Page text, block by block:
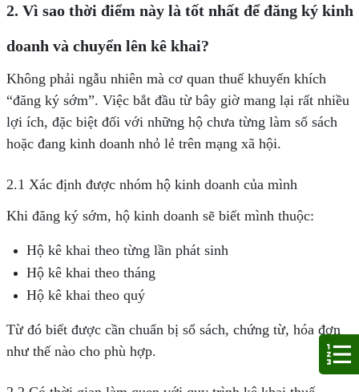
2. Vì sao thời điểm này là tốt nhất để đăng ký kinh
doanh và chuyển lên kê khai?
Không phải ngẫu nhiên mà cơ quan thuế khuyến khích
“đăng ký sớm”. Việc bắt đầu từ bây giờ mang lại rất nhiều
lợi ích, đặc biệt đối với những hộ chưa từng làm sổ sách
hoặc đang kinh doanh nhỏ lẻ trên mạng xã hội.
2.1 Xác định được nhóm hộ kinh doanh của mình
Khi đăng ký sớm, hộ kinh doanh sẽ biết mình thuộc:
Hộ kê khai theo từng lần phát sinh
Hộ kê khai theo tháng
Hộ kê khai theo quý
Từ đó biết được cần chuẩn bị sổ sách, chứng từ, hóa đơn
như thế nào cho phù hợp.